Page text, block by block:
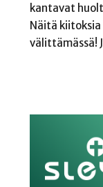
kantavat
Näitä
välittämässä!